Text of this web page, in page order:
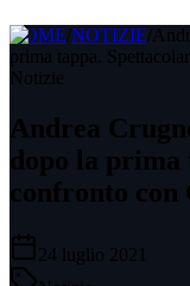
HOME NOTIZIE
prima tappa.
Notizie
Andrea
dopo la prima
confronto con
24 luglio 2021